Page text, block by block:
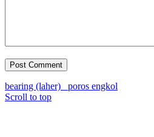
bearing (laher)
poros engkol
Scroll to top